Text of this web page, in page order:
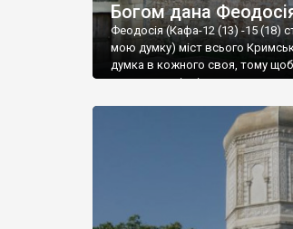
Богом дана
Феодосія (Кафа-12 (13) -15 (18)
мою думку) міст всього
думка в кожного своя, тому
запрошую відвідати це